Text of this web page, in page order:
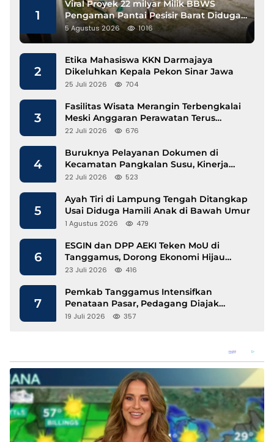
1
Viral Proyek 22 milyar Milik BBWS
Pengaman Pantai Pesisir Barat Diduga
Gunakan Besi Banci
5 Agustus 2026 1016
2
Etika Mahasiswa KKN Darmajaya
Dikeluhkan Kepala Pekon Sinar Jawa
25 Juli 2026 704
3
Fasilitas Wisata Merangin Terbengkalai
Meski Anggaran Perawatan Terus
Mengalir
22 Juli 2026 676
4
Buruknya Pelayanan Dokumen di
Kecamatan Pangkalan Susu, Kinerja
Disdukcapil Langkat Disorot
22 Juli 2026 523
5
Ayah Tiri di Lampung Tengah Ditangkap
Usai Diduga Hamili Anak di Bawah Umur
1 Agustus 2026 479
6
ESGIN dan DPP AEKI Teken MoU di
Tanggamus, Dorong Ekonomi Hijau
Berbasis Kopi dan Perdagangan Karbon
23 Juli 2026 416
7
Pemkab Tanggamus Intensifkan
Penataan Pasar, Pedagang Diajak
Tempati Pasar Modern Talang Padang
19 Juli 2026 357